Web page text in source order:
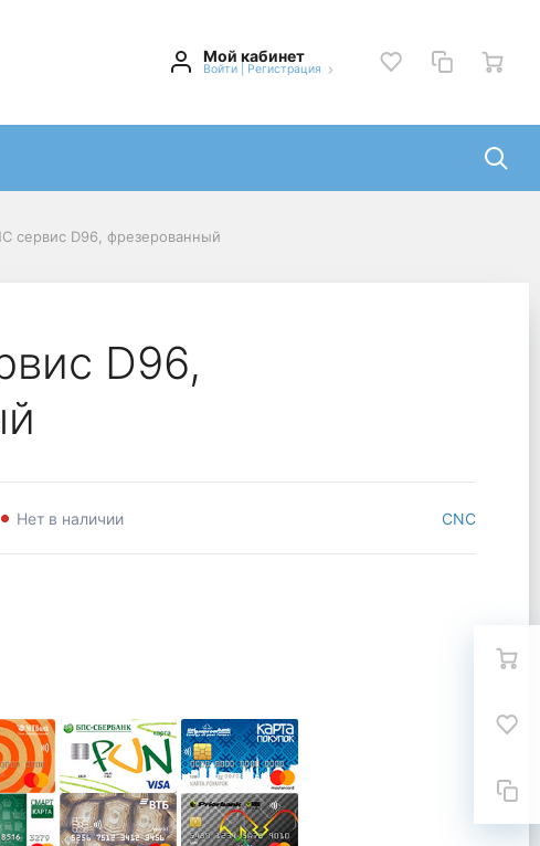
Мой кабинет
Войти Регистрация
сервис D96, фрезерованный
D96,
Нет в наличии CNC